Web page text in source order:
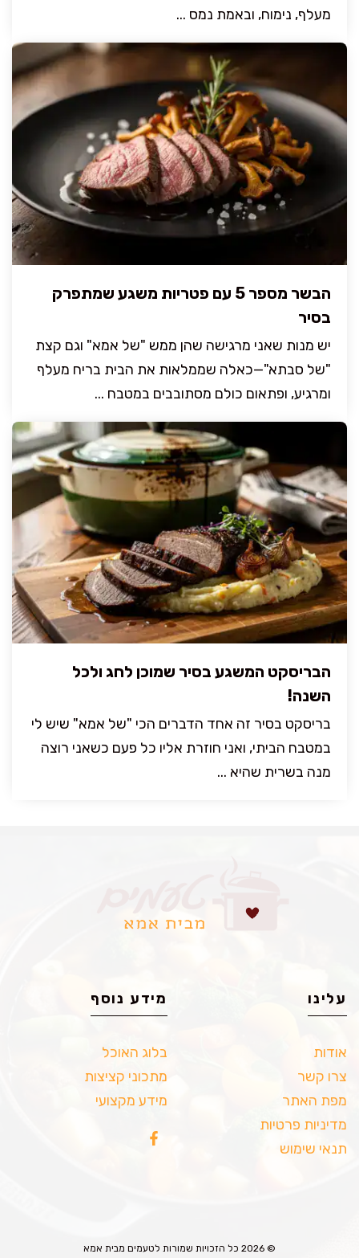
מעלף, נימוח, ובאמת נמס ...
הבשר מספר 5 עם פטריות משגע שמתפרק
בסיר
יש מנות שאני מרגישה שהן ממש "של אמא" וגם קצת
"של סבתא"—כאלה שממלאות את הבית בריח מעלף
ומרגיע, ופתאום כולם מסתובבים במטבח ...
הבריסקט המשגע בסיר שמוכן לחג ולכל
השנה!
בריסקט בסיר זה אחד הדברים הכי "של אמא" שיש לי
במטבח הביתי, ואני חוזרת אליו כל פעם כשאני רוצה
מנה בשרית שהיא ...
עלינו
אודות
צרו קשר
מפת האתר
מדיניות פרטיות
תנאי שימוש
מידע נוסף
בלוג האוכל
מתכוני קציצות
מידע מקצועי
© 2026 כל הזכויות שמורות לטעמים מבית אמא